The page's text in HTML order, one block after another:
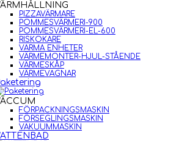
PIZZAVÄRMARE
POMMESVÄRMERI-900
POMMESVÄRMERI-EL-600
RISKOKARE
VARMA ENHETER
VÄRMEMONTER-HJUL-STÅENDE
VÄRMESKÅP
VÄRMEVAGNAR
FÖRPACKNINGSMASKIN
FÖRSEGLINGSMASKIN
VAKUUMMASKIN